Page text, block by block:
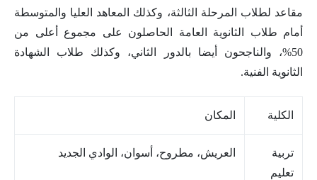
مقاعد لطلاب المرحلة الثالثة، وكذلك المعاهد العليا والمتوسطة
أمام طلاب الثانوية العامة الحاصلون على مجموع أعلى من
50%، والناجحون أيضا بالدور الثاني، وكذلك طلاب الشهادة
الثانوية الفنية.
الكلية المكان
تربية
تعليم
العريش، مطروح، أسوان، الوادي الجديد